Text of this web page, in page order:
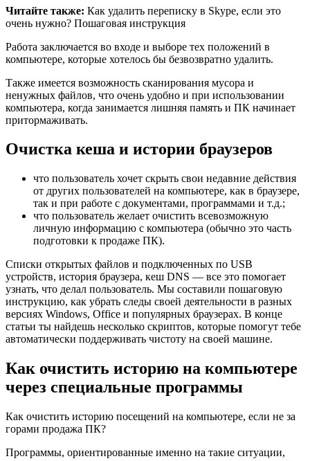
Читайте также: Как удалить переписку в Skype, если это
очень нужно? Пошаговая инструкция
Работа заключается во входе и выборе тех положений в
компьютере, которые хотелось бы безвозвратно удалить.
Также имеется возможность сканирования мусора и
ненужных файлов, что очень удобно и при использовании
компьютера, когда занимается лишняя память и ПК начинает
притормаживать.
Очистка кеша и истории браузеров
что пользователь хочет скрыть свои недавние действия
от других пользователей на компьютере, как в браузере,
так и при работе с документами, программами и т.д.;
что пользователь желает очистить всевозможную
личную информацию с компьютера (обычно это часть
подготовки к продаже ПК).
Списки открытых файлов и подключенных по USB
устройств, история браузера, кеш DNS — все это помогает
узнать, что делал пользователь. Мы составили пошаговую
инструкцию, как убрать следы своей деятельности в разных
версиях Windows, Office и популярных браузерах. В конце
статьи ты найдешь несколько скриптов, которые помогут тебе
автоматически поддерживать чистоту на своей машине.
Как очистить историю на компьютере
через специальные программы
Как очистить историю посещений на компьютере, если не за
горами продажа ПК?
Программы, ориентированные именно на такие ситуации,